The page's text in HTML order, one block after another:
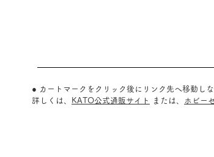
● カートマークをクリック後にリンク先へ移動し
詳しくは、
KATO公式通販サイト または、 ホビー